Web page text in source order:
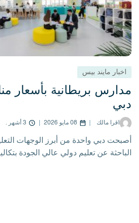
اخبار مايند بيس
مدارس بريطانية بأسعار
دبي
اقرا مالك 08 مايو 2026 3 أشهر .
أصبحت دبي واحدة من أبرز الوجهات
الباحثة عن تعليم دولي عالي الجودة